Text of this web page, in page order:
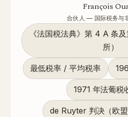
François
合伙人 — 国际税务与
《法国税法典》第 4 A 条
所）
最低税率 / 平均税率
1971 年法葡税
de Ruyter 判决（欧盟